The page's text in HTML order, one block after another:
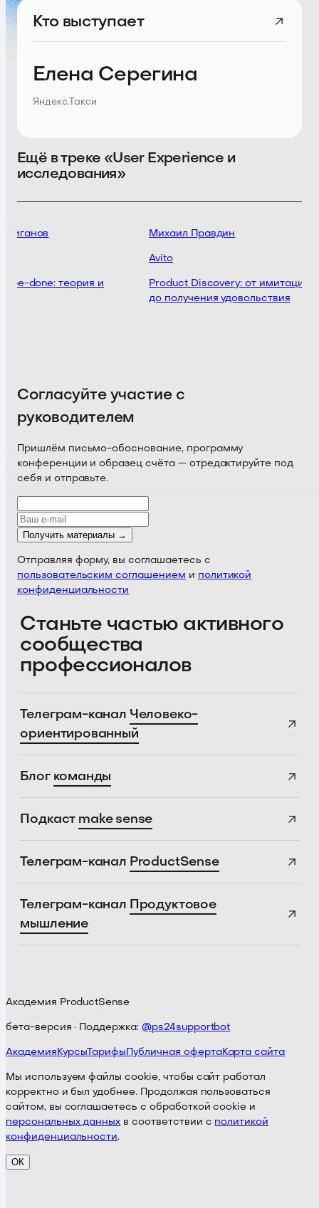
Кто выступает
Елена Серегина
Яндекс.Такси
Ещё в треке «User Experience и
исследования»
be-done: теория и
Михаил Правдин
Avito
Product Discovery: от имитации
до получения удовольствия
Согласуйте участие с
руководителем
Пришлём письмо-обоснование, программу
конференции и образец счёта — отредактируйте под
себя и отправьте.
Получить материалы →
Отправляя форму, вы соглашаетесь с
пользовательским соглашением и политикой
конфиденциальности
Станьте частью активного
сообщества
профессионалов
Телеграм-канал Человеко-
ориентированный
Блог команды
Подкаст make sense
Телеграм-канал ProductSense
Телеграм-канал Продуктовое
мышление
Академия ProductSense
бета-версия · Поддержка: @ps24supportbot
Академия КурсыТарифы Публичная офертаКарта сайта
Мы используем файлы cookie, чтобы сайт работал
корректно и был удобнее. Продолжая пользоваться
сайтом, вы соглашаетесь с обработкой cookie и
персональных данных в соответствии с политикой
конфиденциальности.
ОК